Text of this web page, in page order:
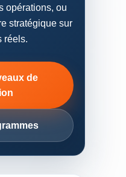
opérations, ou
stratégique sur
réels.
de